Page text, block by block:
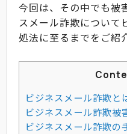
今回は、その中でも被
スメール詐欺について
処法に至るまでをご紹
ビジネスメール詐欺と
ビジネスメール詐欺被
ビジネスメール詐欺の